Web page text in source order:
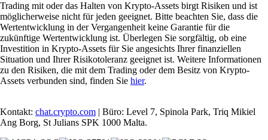
Trading mit oder das Halten von Krypto-Assets birgt Risiken und ist
möglicherweise nicht für jeden geeignet. Bitte beachten Sie, dass die
Wertentwicklung in der Vergangenheit keine Garantie für die
zukünftige Wertentwicklung ist. Überlegen Sie sorgfältig, ob eine
Investition in Krypto-Assets für Sie angesichts Ihrer finanziellen
Situation und Ihrer Risikotoleranz geeignet ist. Weitere Informationen
zu den Risiken, die mit dem Trading oder dem Besitz von Krypto-
Assets verbunden sind, finden Sie hier.
Kontakt: chat.crypto.com | Büro: Level 7, Spinola Park, Triq Mikiel
Ang Borg, St Julians SPK 1000 Malta.